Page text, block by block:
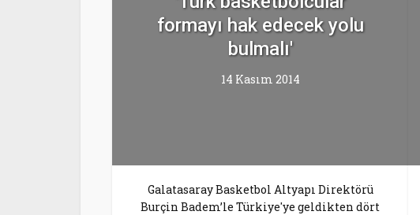
formayı hak edecek yolu
bulmalı'
14 Kasım 2014
Galatasaray Basketbol Altyapı Direktörü
Burçin Badem’le Türkiye'ye geldikten dört